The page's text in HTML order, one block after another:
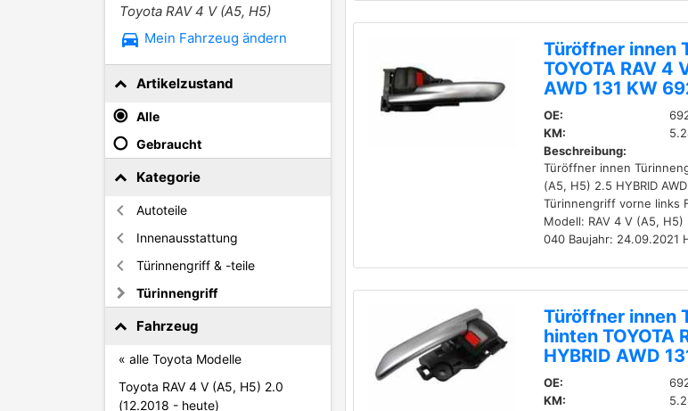
Toyota RAV 4 V (A5, H5)
directions_car Mein Fahrzeug ändern
Artikelzustand
Alle
Gebraucht
Kategorie
Autoteile
Innenausstattung
Türinnengriff & -teile
Türinnengriff
Fahrzeug
« alle Toyota Modelle
Toyota RAV 4 V (A5, H5) 2.0
(12.2018 - heute)
Türöffner innen
TOYOTA RAV 4
AWD 131 KW
OE:
KM:
Beschreibung:
Türöffner innen
(A5, H5) 2.5 HYBRID
Türinnengriff vorne links
Modell: RAV 4 V (A5, H5)
040 Baujahr: 24.09.2021
Türöffner innen
hinten TOYOTA
HYBRID AWD
OE:
KM: